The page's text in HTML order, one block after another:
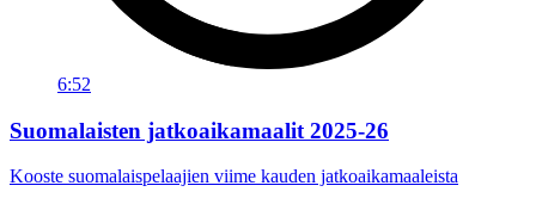
6:52
Suomalaisten jatkoaikamaalit 2025-26
Kooste suomalaispelaajien viime kauden jatkoaikamaaleista